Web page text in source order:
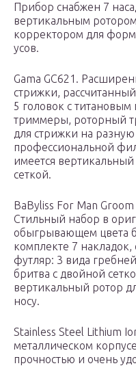
Прибор снабжен 7
вертикальным
корректором для
усов.
Gama GC621.
стрижки,
5 головок с
триммеры, роторный
для стрижки на
профессиональной
имеется
сеткой.
BaByliss For Man
Стильный набор в
обыгрывающем цвета
комплекте 7
футляр: 3 вида
бритва с двойной
вертикальный ротор
носу.
Stainless Steel Lithium
металлическом
прочностью и очень